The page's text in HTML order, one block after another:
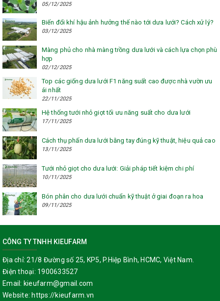
05/12/2025
Biến đổi khí hậu ảnh hưởng thế nào tới dưa lưới? Cách xử lý?
03/12/2025
Màng phủ cho nhà màng trồng dưa lưới và cách lựa chọn phù
hợp
02/12/2025
Top các giống dưa lưới F1 năng suất cao được nhà vườn ưu
ái nhất
22/11/2025
Hệ thống tưới nhỏ giọt tối ưu năng suất cho dưa lưới
17/11/2025
Cách thụ phấn dưa lưới bằng tay đúng kỹ thuật, hiệu quả cao
13/11/2025
Tưới nhỏ giọt cho dưa lưới: Giải pháp tiết kiệm chi phí
10/11/2025
Bón phân cho dưa lưới chuẩn kỹ thuật ở giai đoạn ra hoa
09/11/2025
CÔNG TY TNHH KIEUFARM
Địa chỉ: 21/8 Đường số 25, KP5, P.Hiệp Bình, HCMC, Việt Nam.
Điện thoại: 1900633527
Email: kieufarm@gmail.com
Website: https://kieufarm.vn